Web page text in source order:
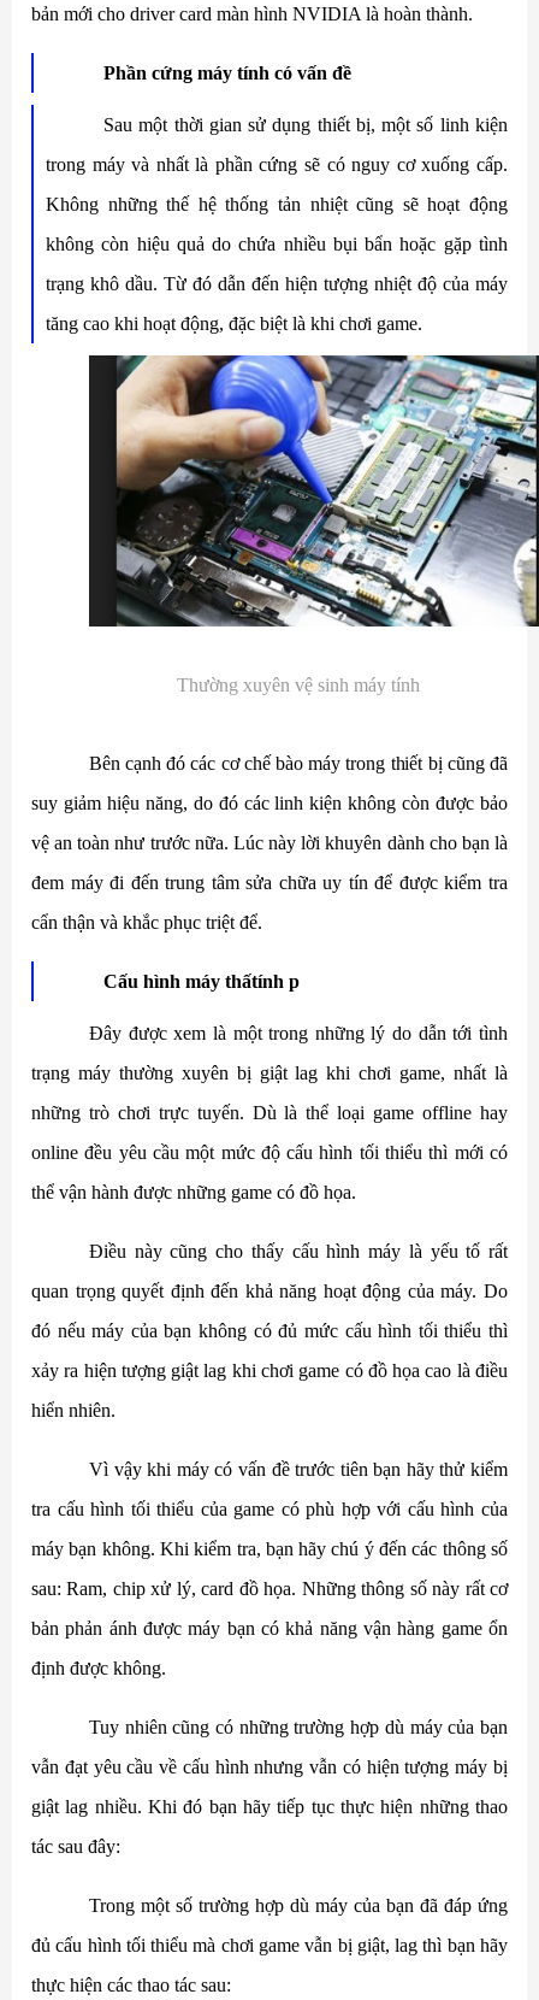
bản mới cho driver card màn hình NVIDIA là hoàn thành.
Phần cứng máy tính có vấn đề
Sau một thời gian sử dụng thiết bị, một số linh kiện
trong máy và nhất là phần cứng sẽ có nguy cơ xuống cấp.
Không những thế hệ thống tản nhiệt cũng sẽ hoạt động
không còn hiệu quả do chứa nhiều bụi bẩn hoặc gặp tình
trạng khô dầu. Từ đó dẫn đến hiện tượng nhiệt độ của máy
tăng cao khi hoạt động, đặc biệt là khi chơi game.
Thường xuyên vệ sinh máy tính
Bên cạnh đó các cơ chế bào máy trong thiết bị cũng đã
suy giảm hiệu năng, do đó các linh kiện không còn được bảo
vệ an toàn như trước nữa. Lúc này lời khuyên dành cho bạn là
đem máy đi đến trung tâm sửa chữa uy tín để được kiểm tra
cẩn thận và khắc phục triệt để.
Cấu hình máy thấtính p
Đây được xem là một trong những lý do dẫn tới tình
trạng máy thường xuyên bị giật lag khi chơi game, nhất là
những trò chơi trực tuyến. Dù là thể loại game offline hay
online đều yêu cầu một mức độ cấu hình tối thiểu thì mới có
thể vận hành được những game có đồ họa.
Điều này cũng cho thấy cấu hình máy là yếu tố rất
quan trọng quyết định đến khả năng hoạt động của máy. Do
đó nếu máy của bạn không có đủ mức cấu hình tối thiểu thì
xảy ra hiện tượng giật lag khi chơi game có đồ họa cao là điều
hiển nhiên.
Vì vậy khi máy có vấn đề trước tiên bạn hãy thử kiểm
tra cấu hình tối thiểu của game có phù hợp với cấu hình của
máy bạn không. Khi kiểm tra, bạn hãy chú ý đến các thông số
sau: Ram, chip xử lý, card đồ họa. Những thông số này rất cơ
bản phản ánh được máy bạn có khả năng vận hàng game ổn
định được không.
Tuy nhiên cũng có những trường hợp dù máy của bạn
vẫn đạt yêu cầu về cấu hình nhưng vẫn có hiện tượng máy bị
giật lag nhiều. Khi đó bạn hãy tiếp tục thực hiện những thao
tác sau đây:
Trong một số trường hợp dù máy của bạn đã đáp ứng
đủ cấu hình tối thiểu mà chơi game vẫn bị giật, lag thì bạn hãy
thực hiện các thao tác sau: